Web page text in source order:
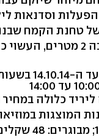
וסדנאות
של טחנת הקמח
כלולה במחיר
המוצגות
תשלום עד